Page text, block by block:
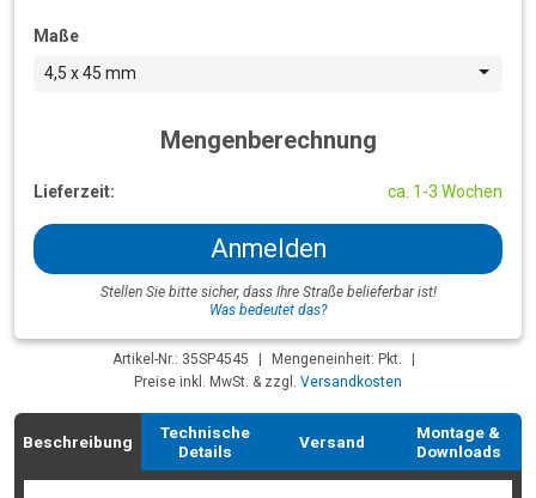
Maße
4,5 x 45 mm
Mengenberechnung
Lieferzeit: ca. 1-3 Wochen
Anmelden
Stellen Sie bitte sicher, dass Ihre Straße belieferbar ist!
Was bedeutet das?
Artikel-Nr.: 35SP4545 Mengeneinheit: Pkt.
Preise inkl. MwSt. & zzgl. Versandkosten
Beschreibung
Technische
Details
Versand
Montage &
Downloads